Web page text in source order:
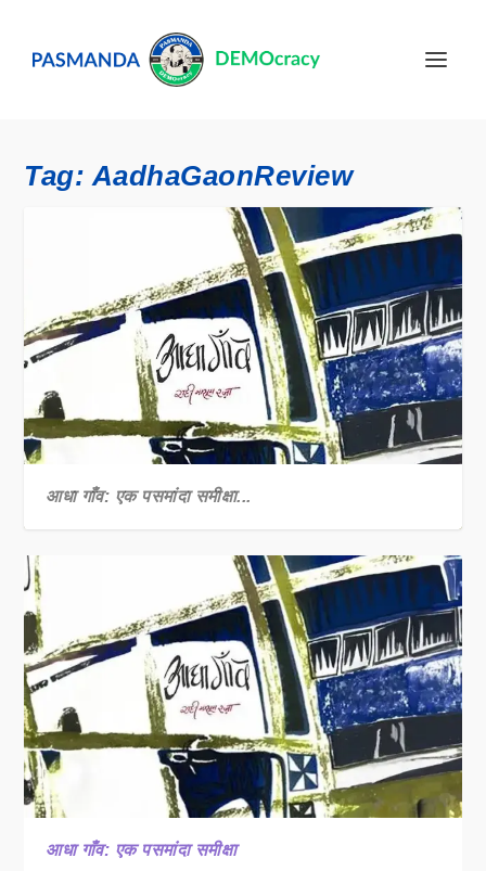
Tag:AadhaGaonReview
आधा गाँव: एक पसमांदा समीक्षा...
आधा गाँव: एक पसमांदा समीक्षा